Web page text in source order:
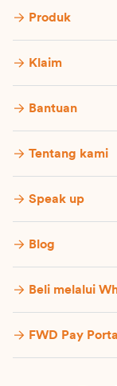
Produk
Klaim
Bantuan
Tentang kami
Speak up
Blog
Beli melalui
FWD Pay Portal